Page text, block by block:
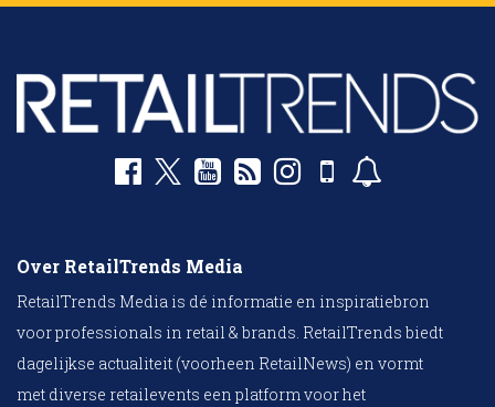
Over RetailTrends Media
RetailTrends Media is dé informatie en inspiratiebron
voor professionals in retail & brands. RetailTrends biedt
dagelijkse actualiteit (voorheen RetailNews) en vormt
met diverse retailevents een platform voor het